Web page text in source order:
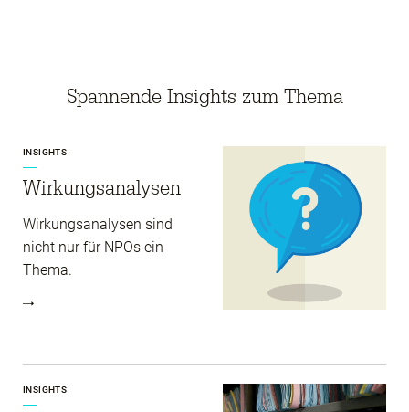
Spannende Insights zum Thema
INSIGHTS
Wirkungs­analysen
Wirkungsanalysen sind
nicht nur für NPOs ein
Thema.
INSIGHTS